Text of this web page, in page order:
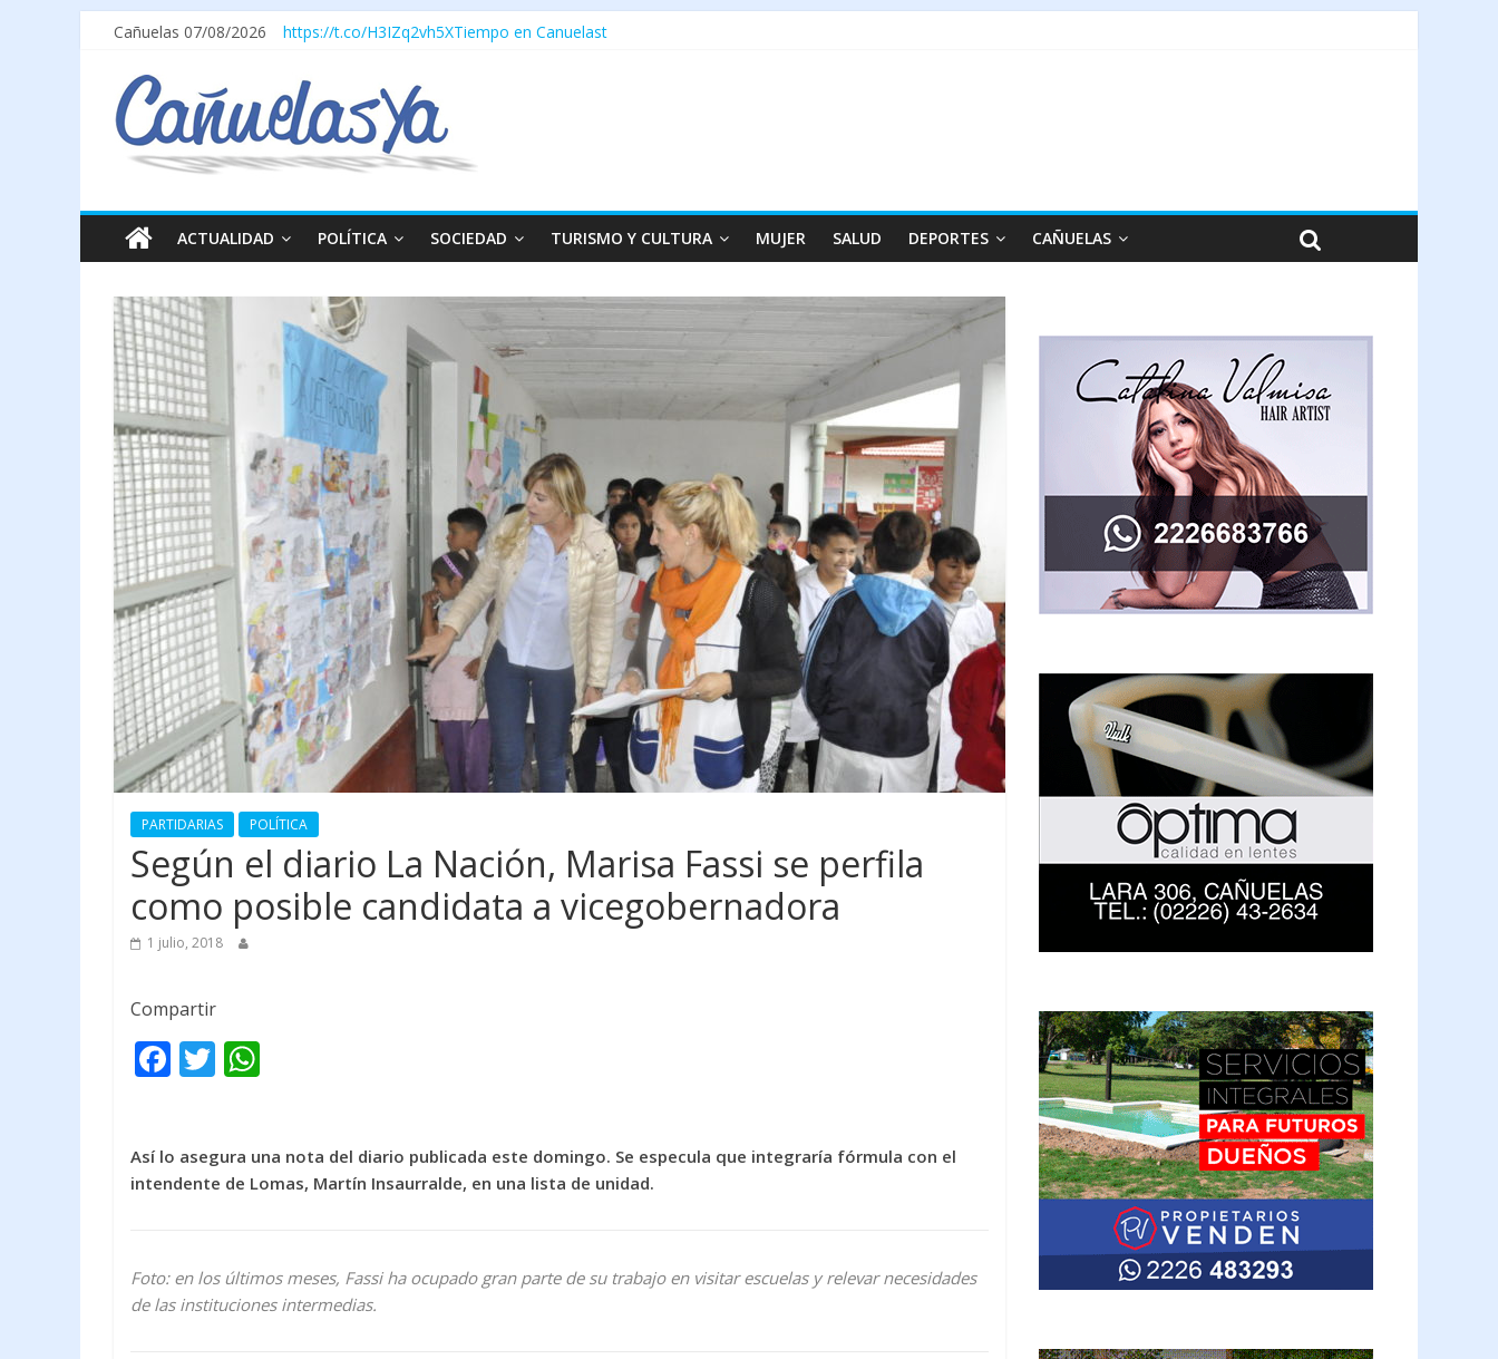
Cañuelas 07/08/2026 https://t.co/H3IZq2vh5XTiempo en Canuelast
ACTUALIDAD POLÍTICA SOCIEDAD TURISMO Y CULTURA MUJER SALUD DEPORTES CAÑUELAS
PARTIDARIAS POLÍTICA
Según el diario La Nación, Marisa Fassi se perfila
como posible candidata a vicegobernadora
1 julio, 2018
Compartir
F
b
o
k
T
er s
A
p
Así lo asegura una nota del diario publicada este domingo. Se especula que integraría fórmula con el
intendente de Lomas, Martín Insaurralde, en una lista de unidad.
Foto: en los últimos meses, Fassi ha ocupado gran parte de su trabajo en visitar escuelas y relevar necesidades
de las instituciones intermedias.